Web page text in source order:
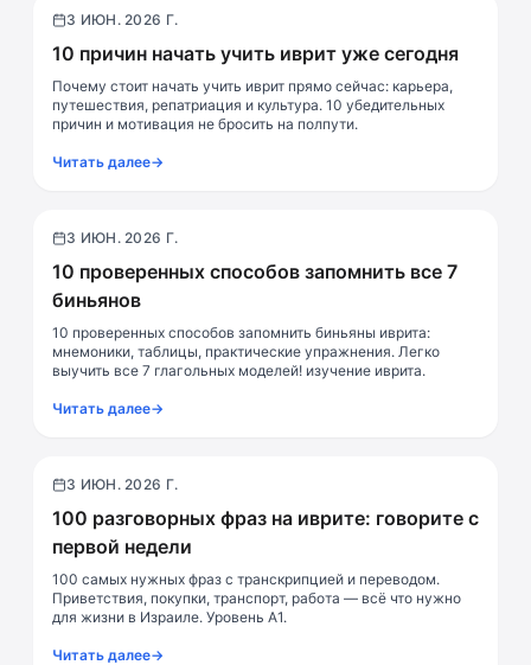
Мотивация
3 ИЮН. 2026 Г.
10 причин начать учить иврит уже сегодня
Почему стоит начать учить иврит прямо сейчас: карьера,
путешествия, репатриация и культура. 10 убедительных
причин и мотивация не бросить на полпути.
Читать далее→
Грамматика
3 ИЮН. 2026 Г.
10 проверенных способов запомнить все 7
биньянов
10 проверенных способов запомнить биньяны иврита:
мнемоники, таблицы, практические упражнения. Легко
выучить все 7 глагольных моделей! изучение иврита.
Читать далее→
Разговор
3 ИЮН. 2026 Г.
100 разговорных фраз на иврите: говорите с
первой недели
100 самых нужных фраз с транскрипцией и переводом.
Приветствия, покупки, транспорт, работа — всё что нужно
для жизни в Израиле. Уровень A1.
Читать далее→